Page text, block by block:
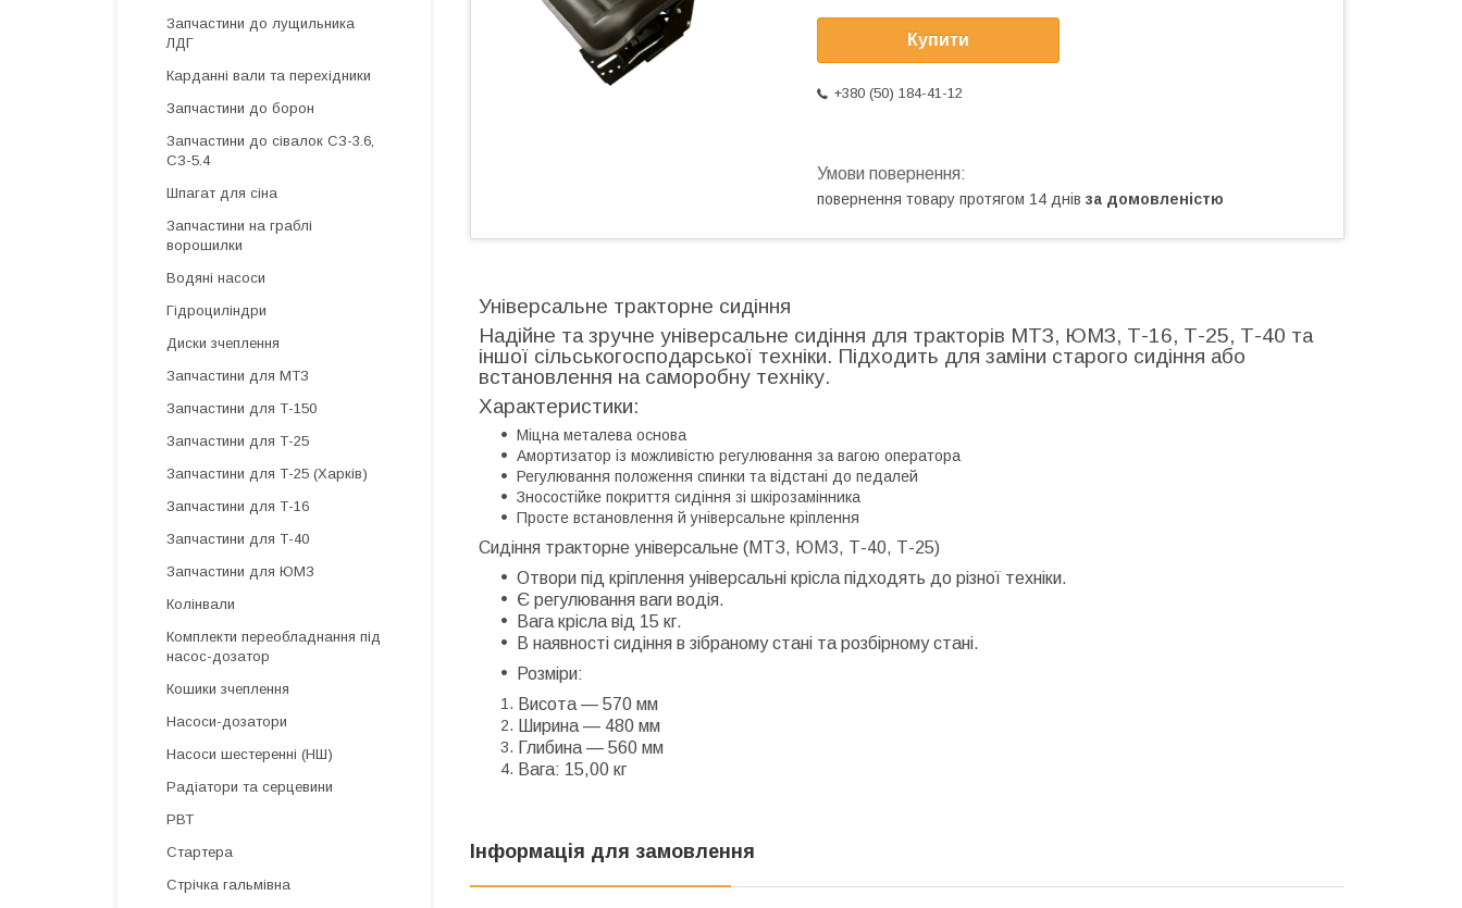
Купити
+380 (50) 184-41-12
повернення товару протягом 14 днів за домовленістю
Універсальне тракторне сидіння
Надійне та зручне універсальне сидіння для тракторів МТЗ, ЮМЗ, Т-16, Т-25, Т-40 та
іншої сільськогосподарської техніки. Підходить для заміни старого сидіння або
встановлення на саморобну техніку.
Характеристики:
Міцна металева основа
Амортизатор із можливістю регулювання за вагою оператора
Регулювання положення спинки та відстані до педалей
Зносостійке покриття сидіння зі шкірозамінника
Просте встановлення й універсальне кріплення
Сидіння тракторне універсальне (МТЗ, ЮМЗ, Т-40, Т-25)
Отвори під кріплення універсальні крісла підходять до різної техніки.
Є регулювання ваги водія.
Вага крісла від 15 кг.
В наявності сидіння в зібраному стані та розбірному стані.
Розміри:
Висота — 570 мм
Ширина — 480 мм
Глибина — 560 мм
Вага: 15,00 кг
Інформація для замовлення
Запчастини до лущильника
ЛДГ
Карданні вали та перехідники
Запчастини до борон
Запчастини до сівалок СЗ-3.6,
СЗ-5.4
Шпагат для сіна
Запчастини на граблі
ворошилки
Водяні насоси
Гідроциліндри
Диски зчеплення
Запчастини для МТЗ
Запчастини для Т-150
Запчастини для Т-25
Запчастини для Т-25 (Харків)
Запчастини для Т-16
Запчастини для Т-40
Запчастини для ЮМЗ
Колінвали
Комплекти переобладнання під
насос-дозатор
Кошики зчеплення
Насоси-дозатори
Насоси шестеренні (НШ)
Радіатори та серцевини
РВТ
Стартера
Стрічка гальмівна